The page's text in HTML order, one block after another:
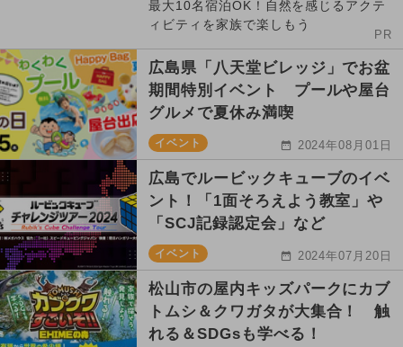
最大10名宿泊OK！自然を感じるアクテ
ィビティを家族で楽しもう
PR
広島県「八天堂ビレッジ」でお盆
期間特別イベント プールや屋台
グルメで夏休み満喫
イベント 2024年08月01日
広島でルービックキューブのイベ
ント！「1面そろえよう教室」や
「SCJ記録認定会」など
イベント 2024年07月20日
松山市の屋内キッズパークにカブ
トムシ＆クワガタが大集合！ 触
れる＆SDGsも学べる！